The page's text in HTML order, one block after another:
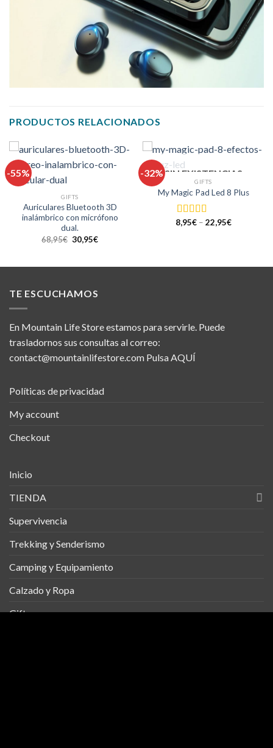
PRODUCTOS RELACIONADOS
-55%
GIFTS
Auriculares Bluetooth 3D
inalámbrico con micrófono
dual.
68,95€ 30,95€
-32%SIN EXISTENCIAS
GIFTS
My Magic Pad Led 8 Plus
Valorado con
8,95€– 22,95€
TE ESCUCHAMOS
En Mountain Life Store estamos para servirle. Puede
trasladornos sus consultas al correo:
contact@mountainlifestore.com Pulsa AQUÍ
Políticas de privacidad
My account
Checkout
Inicio
TIENDA
Supervivencia
Trekking y Senderismo
Camping y Equipamiento
Calzado y Ropa
Gifts